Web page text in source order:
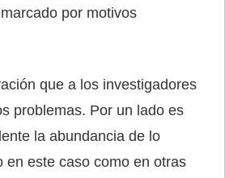
por motivos
que a los investigadores
problemas. Por un lado es
la abundancia de lo
en este caso como en otras